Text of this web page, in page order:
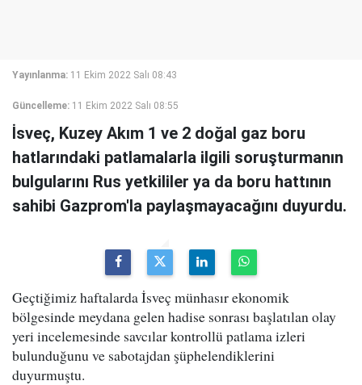
Yayınlanma: 11 Ekim 2022 Salı 08:43
Güncelleme: 11 Ekim 2022 Salı 08:55
İsveç, Kuzey Akım 1 ve 2 doğal gaz boru
hatlarındaki patlamalarla ilgili soruşturmanın
bulgularını Rus yetkililer ya da boru hattının
sahibi Gazprom'la paylaşmayacağını duyurdu.
Geçtiğimiz haftalarda İsveç münhasır ekonomik
bölgesinde meydana gelen hadise sonrası başlatılan olay
yeri incelemesinde savcılar kontrollü patlama izleri
bulunduğunu ve sabotajdan şüphelendiklerini
duyurmuştu.